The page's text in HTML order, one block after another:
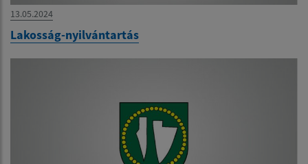
13.05.2024
Lakosság-nyilvántartás